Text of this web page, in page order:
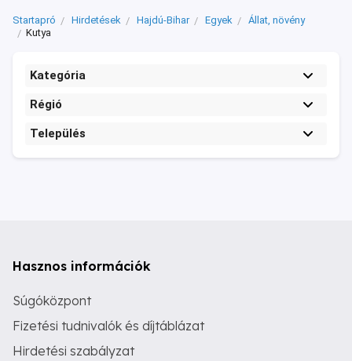
Startapró Hirdetések Hajdú-Bihar Egyek
Állat, növény
Kutya
Kategória
Régió
Település
Hasznos információk
Súgóközpont
Fizetési tudnivalók és díjtáblázat
Hirdetési szabályzat